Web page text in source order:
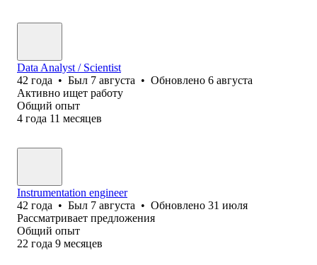
Data Analyst / Scientist
42 года • Был 7 августа • Обновлено 6 августа
Активно ищет работу
Общий опыт
4 года 11 месяцев
Instrumentation engineer
42 года • Был 7 августа • Обновлено 31 июля
Рассматривает предложения
Общий опыт
22 года 9 месяцев